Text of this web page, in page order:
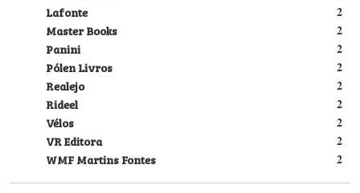
2
Lafonte
2
Master Books
2
Panini
2
Pólen Livros
2
Realejo
2
Rideel
2
Vélos
2
VR Editora
2
WMF Martins Fontes